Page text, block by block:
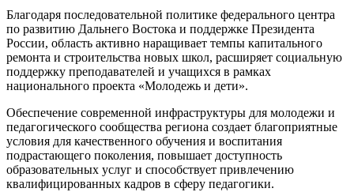
Благодаря последовательной политике федерального центра
по развитию Дальнего Востока и поддержке Президента
России, область активно наращивает темпы капитального
ремонта и строительства новых школ, расширяет социальную
поддержку преподавателей и учащихся в рамках
национального проекта «Молодежь и дети».
Обеспечение современной инфраструктуры для молодежи и
педагогического сообщества региона создает благоприятные
условия для качественного обучения и воспитания
подрастающего поколения, повышает доступность
образовательных услуг и способствует привлечению
квалифицированных кадров в сферу педагогики.